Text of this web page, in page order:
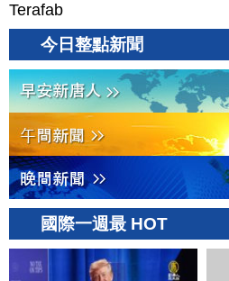
Terafab
今日整點新聞
國際一週最 HOT